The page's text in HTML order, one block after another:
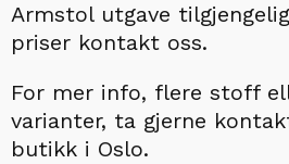
Armstol utgave
priser kontakt oss.
For mer info, flere stoff
varianter, ta gjerne
butikk i Oslo.